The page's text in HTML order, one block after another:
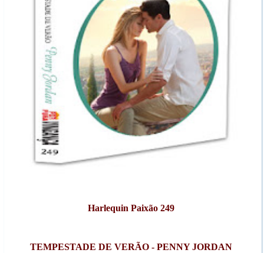
Harlequin Paixão 249
TEMPESTADE DE VERÃO - PENNY JORDAN